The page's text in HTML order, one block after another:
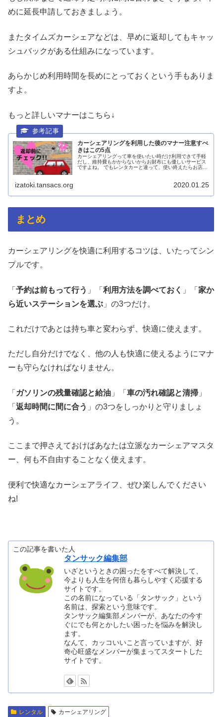
めに延長申請しておきましょう。
またタイムズカーシェアなどは、早めに返却してもキャッ
シュバックがある仕組みになっています。
あらかじめ利用時間を長めにとっておくという手もありま
すよ。
もっと詳しいマナーはこちら↓
カーシェアリングを利用した後のマナー注意すべ
きはこの5点
カーシェアリングって車を使いたい時だけ利用できて手軽
だし、維持費もかからないからお財布にも優しいサービス
ですよね。 でもレンタカーと違って、使い終えたらお店の
izatoki.tansacs.org 2020.01.25
まとめ
カーシェアリングを快適に利用するコツは、いたってシン
プルです。
「 予約は前もって行う 」「 利用方法を調べておく 」「 家か
ら近いステーションを選ぶ 」の3つだけ。
これだけであとは持ち車と変わらず、快適に使えます。
ただし自分だけでなく、他の人も快適に使えるようにマナ
ーも守らなければなりません。
「 ガソリンの残量確認と給油 」「 車の汚れ確認と清掃 」
「 返却時間に間に合う 」の3つをしっかりと守りましょ
う。
ここまで押さえておけばあなたは立派なカーシェアマスタ
ー、何も不自由することなく使えます。
便利で快適なカーシェアライフ、ぜひ楽しんでください
ね!
この記事を書いた人
タンサック編集部
いざというときの困ったをすべて解決して、
今よりも人生を何倍も暮らしやすく応援する
サイトです。
この名前になっている「タンサック」という
名前は、探索という意味です。
タンサック編集部メンバーが、あなたの今す
ぐにでも何とかしたい困ったを悩みを解決し
ます。
なんて、カッコいいこと言っていますが、好
奇心旺盛なメンバーが集まってスタートした
サイトです。
レンタル カーシェアリング